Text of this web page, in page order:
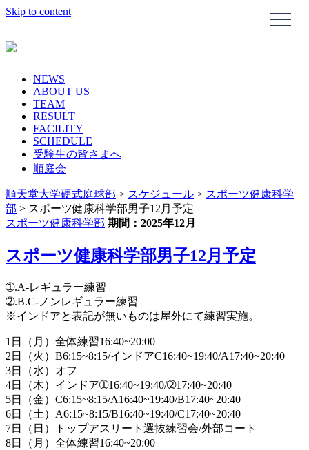
Skip to content
NEWS
ABOUT US
TEAM
RESULT
FACILITY
SCHEDULE
受験生の皆さまへ
順庭会
順天堂大学硬式庭球部 > スケジュール > スポーツ健康科学
部 > スポーツ健康科学部男子12月予定
スポーツ健康科学部 期間：2025年12月
スポーツ健康科学部男子12月予定
➀.A-レギュラー練習
➁.B.C-ノンレギュラー練習
※インドアと表記が無いものは屋外にて練習実施。
1日（月）全体練習16:40~20:00
2日（火）B6:15~8:15/インドアC16:40~19:40/A17:40~20:40
3日（水）オフ
4日（木）インドア➀16:40~19:40/➁17:40~20:40
5日（金）C6:15~8:15/A16:40~19:40/B17:40~20:40
6日（土）A6:15~8:15/B16:40~19:40/C17:40~20:40
7日（日）トップアスリート選抜練習会/外部コート
8日（月）全体練習16:40~20:00